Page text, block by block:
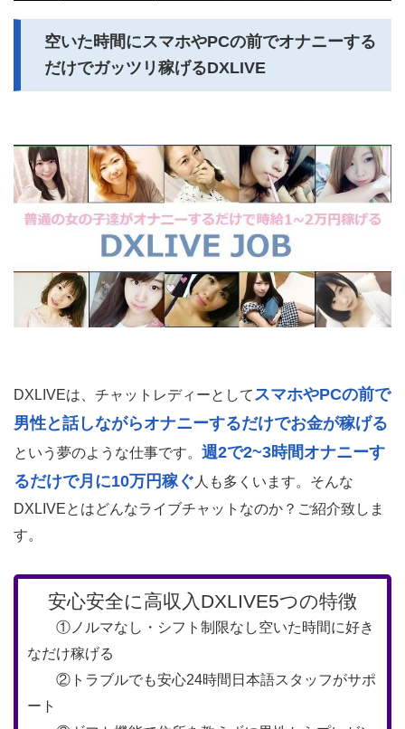
空いた時間にスマホやPCの前でオナニーする
だけでガッツリ稼げるDXLIVE
DXLIVEは、チャットレディーとして スマホやPCの前で
男性と話しながらオナニーするだけでお金が稼げる
という夢のような仕事です。 週2で2~3時間オナニーす
るだけで月に10万円稼ぐ 人も多くいます。そんな
DXLIVEとはどんなライブチャットなのか？ご紹介致しま
す。
安心安全に高収入DXLIVE5つの特徴
①ノルマなし・シフト制限なし空いた時間に好き
なだけ稼げる
②トラブルでも安心24時間日本語スタッフがサポ
ート